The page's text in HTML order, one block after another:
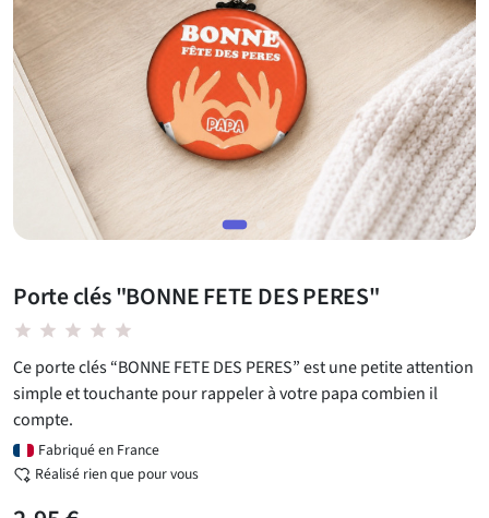
Porte clés "BONNE FETE DES PERES"
star star star star star
Ce porte clés “BONNE FETE DES PERES” est une petite attention
simple et touchante pour rappeler à votre papa combien il
compte.
Fabriqué en France
Réalisé rien que pour vous